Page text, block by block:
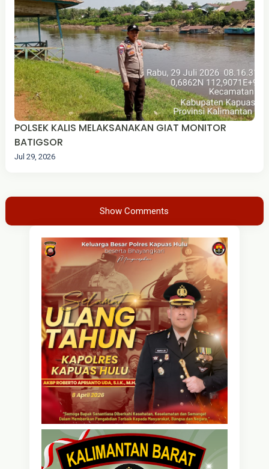
POLSEK KALIS MELAKSANAKAN GIAT MONITOR
BATIGSOR
Jul 29, 2026
Show Comments